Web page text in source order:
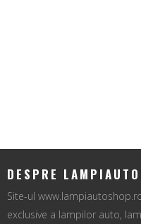
DESPRE
Site-ul
exclusive a lampilor auto,